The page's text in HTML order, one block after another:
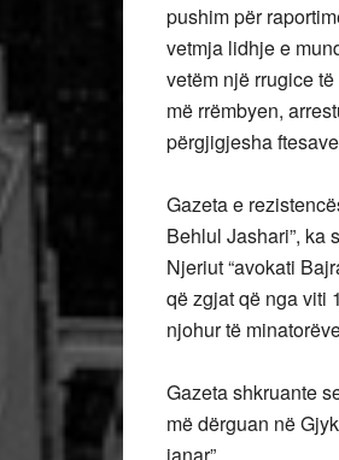
pushim për
vetmja lidhje e
vetëm një rrugice
më rrëmbyen,
përgjigjesha
Gazeta e
Behlul Jashari”, ka
Njeriut “avokati
që zgjat që nga viti
njohur të minatorëve
Gazeta shkruante
më dërguan në